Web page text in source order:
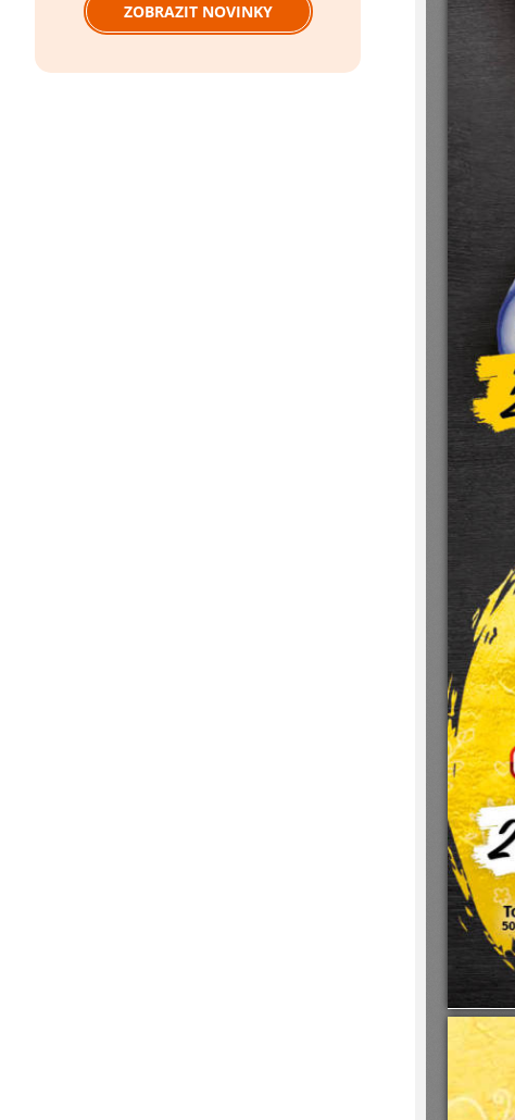
ZOBRAZIT NOVINKY